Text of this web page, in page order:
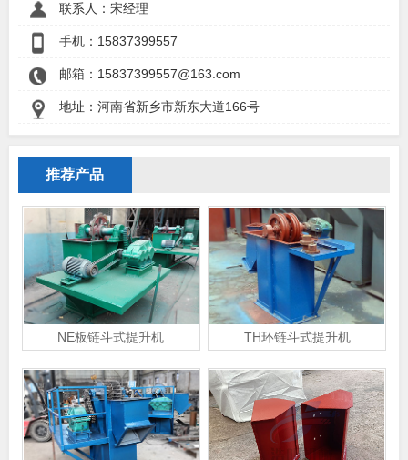
联系人：宋经理
手机： 15837399557
邮箱：15837399557@163.com
地址：河南省新乡市新东大道166号
推荐产品
NE板链斗式提升机 TH环链斗式提升机